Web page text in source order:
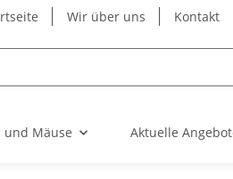
Wir über uns Kontakt
Mäuse Aktuelle